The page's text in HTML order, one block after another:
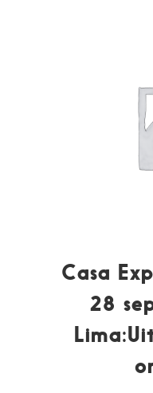
Casa
28